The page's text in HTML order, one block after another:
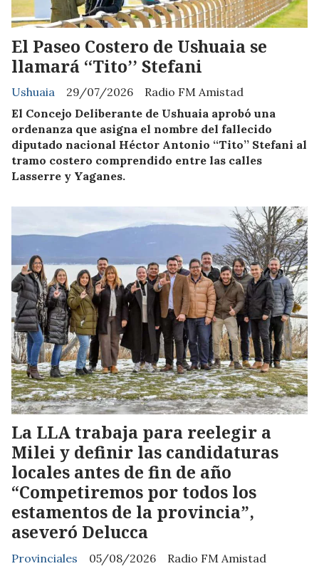
El Paseo Costero de Ushuaia se
llamará ‘‘Tito’’ Stefani
Radio FM Amistad
Ushuaia
29/07/2026
El Concejo Deliberante de Ushuaia aprobó una
ordenanza que asigna el nombre del fallecido
diputado nacional Héctor Antonio ‘‘Tito’’ Stefani al
tramo costero comprendido entre las calles
Lasserre y Yaganes.
La LLA trabaja para reelegir a
Milei y definir las candidaturas
locales antes de fin de año
“Competiremos por todos los
estamentos de la provincia”,
aseveró Delucca
Radio FM Amistad
Provinciales
05/08/2026